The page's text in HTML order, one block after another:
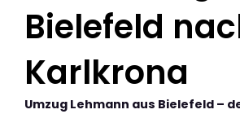
Bielefeld
Karlkrona
Umzug Lehmann aus Bielefeld –